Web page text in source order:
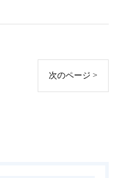
次のページ >